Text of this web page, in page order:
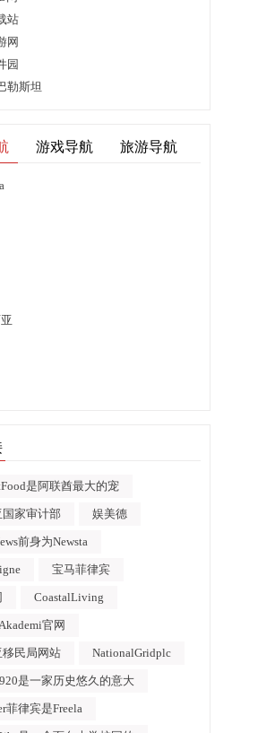
站
网
园
勒斯坦
游戏导航 旅游导航
是阿联酋最大的宠
家审计部 娱美德
前身为Newsta
宝马菲律宾
CoastalLiving
官网
民局网站 NationalGridplc
是一家历史悠久的意大
菲律宾是Freela